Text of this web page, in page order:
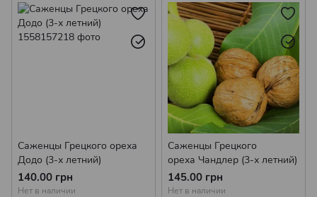
Саженцы Грецкого ореха
Додо (3-х летний)
140.00 грн
Нет в наличии
Саженцы Грецкого
ореха Чандлер (3-х летний)
145.00 грн
Нет в наличии